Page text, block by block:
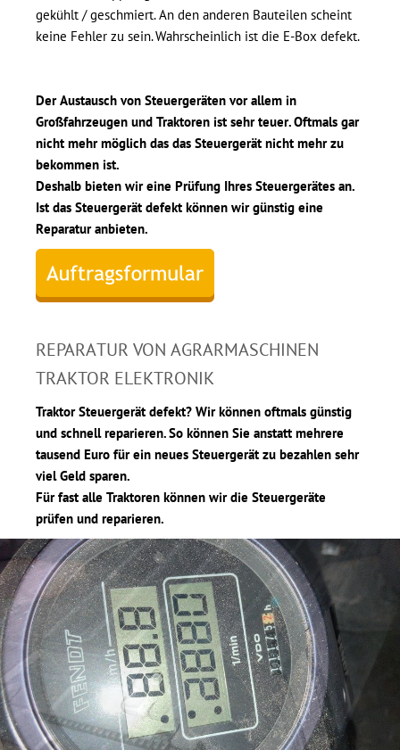
gekühlt / geschmiert. An den anderen Bauteilen scheint
keine Fehler zu sein. Wahrscheinlich ist die E-Box defekt.
Der Austausch von Steuergeräten vor allem in
Großfahrzeugen und Traktoren ist sehr teuer. Oftmals gar
nicht mehr möglich das das Steuergerät nicht mehr zu
bekommen ist.
Deshalb bieten wir eine Prüfung Ihres Steuergerätes an.
Ist das Steuergerät defekt können wir günstig eine
Reparatur anbieten.
REPARATUR VON AGRARMASCHINEN
TRAKTOR ELEKTRONIK
Traktor Steuergerät defekt? Wir können oftmals günstig
und schnell reparieren. So können Sie anstatt mehrere
tausend Euro für ein neues Steuergerät zu bezahlen sehr
viel Geld sparen.
Für fast alle Traktoren können wir die Steuergeräte
prüfen und reparieren.